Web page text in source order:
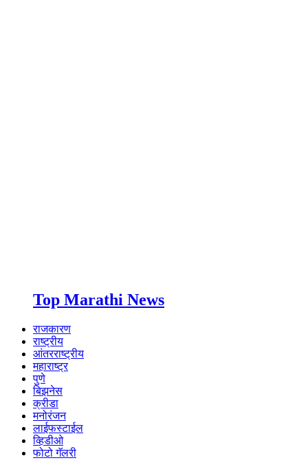
Top Marathi News
राजकारण
राष्ट्रीय
आंतरराष्ट्रीय
महाराष्ट्र
पुणे
बिझनेस
क्रीडा
मनोरंजन
लाईफस्टाईल
व्हिडीओ
फोटो गॅलरी